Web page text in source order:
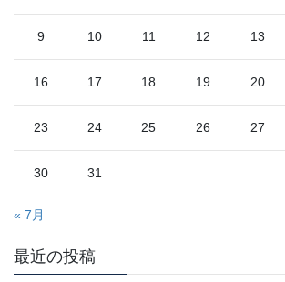
9 10 11 12 13
16 17 18 19 20
23 24 25 26 27
30 31
« 7月
最近の投稿